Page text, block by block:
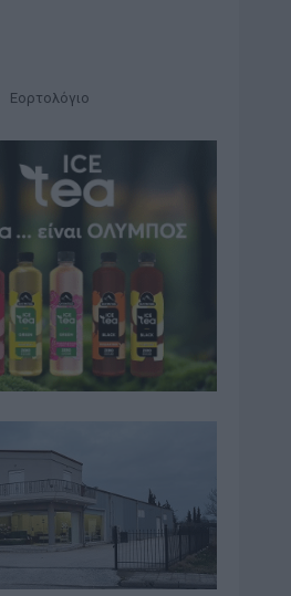
Εορτολόγιο